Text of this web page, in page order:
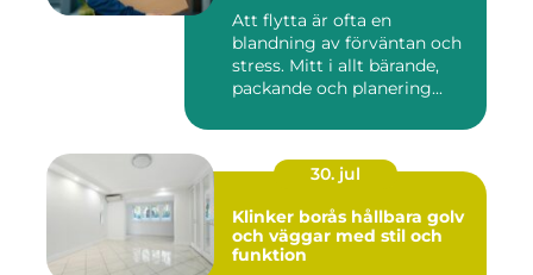
Att flytta är ofta en
blandning av förväntan och
stress. Mitt i allt bärande,
packande och planering...
30. jul
Klinker borås hållbara golv
och väggar med stil och
funktion